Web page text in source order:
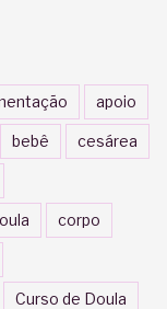
apoio
bebê cesárea
corpo
Curso de Doula